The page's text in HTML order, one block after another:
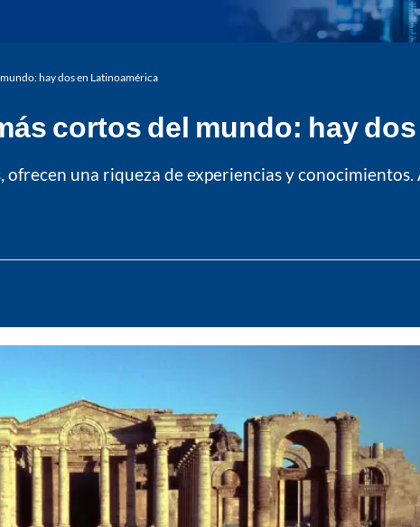
hay dos en Latinoamérica
cortos del mundo: hay
ofrecen una riqueza de experiencias y